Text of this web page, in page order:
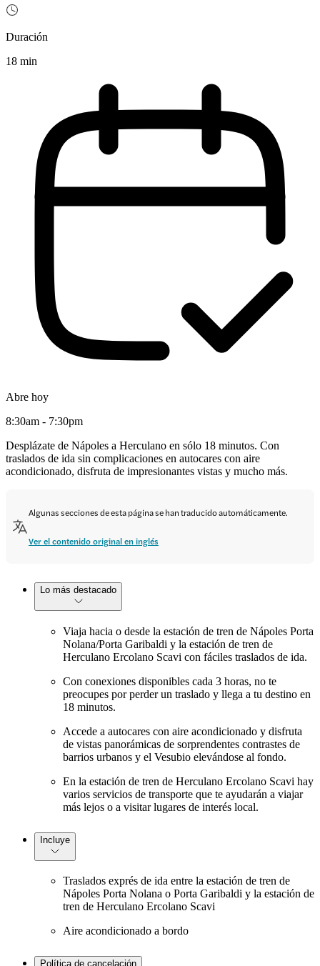
Duración
18 min
Abre hoy
8:30am - 7:30pm
Desplázate de Nápoles a Herculano en sólo 18 minutos. Con
traslados de ida sin complicaciones en autocares con aire
acondicionado, disfruta de impresionantes vistas y mucho más.
Algunas secciones de esta página se han traducido automáticamente.
Ver el contenido original en inglés
Lo más destacado
Viaja hacia o desde la estación de tren de Nápoles Porta
Nolana/Porta Garibaldi y la estación de tren de
Herculano Ercolano Scavi con fáciles traslados de ida.
Con conexiones disponibles cada 3 horas, no te
preocupes por perder un traslado y llega a tu destino en
18 minutos.
Accede a autocares con aire acondicionado y disfruta
de vistas panorámicas de sorprendentes contrastes de
barrios urbanos y el Vesubio elevándose al fondo.
En la estación de tren de Herculano Ercolano Scavi hay
varios servicios de transporte que te ayudarán a viajar
más lejos o a visitar lugares de interés local.
Incluye
Traslados exprés de ida entre la estación de tren de
Nápoles Porta Nolana o Porta Garibaldi y la estación de
tren de Herculano Ercolano Scavi
Aire acondicionado a bordo
Política de cancelación